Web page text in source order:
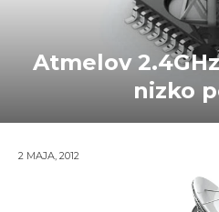
Atmelov
nizko
2 MAJA, 2012